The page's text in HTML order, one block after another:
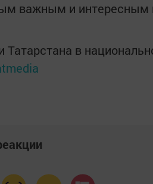
важным и интересным
Татарстана в